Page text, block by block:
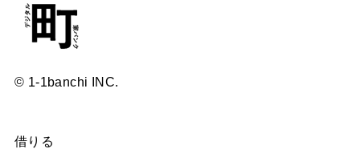
© 1-1banchi INC.
借りる